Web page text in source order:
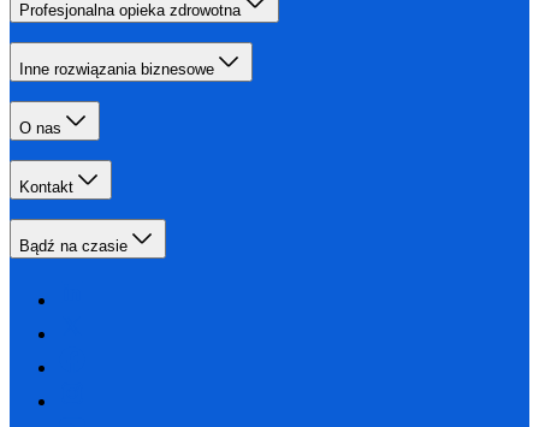
Profesjonalna opieka zdrowotna
Inne rozwiązania biznesowe
O nas
Kontakt
Bądź na czasie